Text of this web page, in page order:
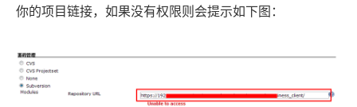
你的项目链接，如果没有权限则会提示如下图：